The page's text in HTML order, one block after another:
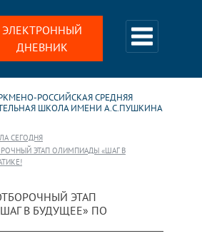
ЭЛЕКТРОННЫЙ
ДНЕВНИК
РОССИЙСКАЯ СРЕДНЯЯ
ШКОЛА ИМЕНИ А.С.ПУШКИНА
СЕГОДНЯ
ЭТАП ОЛИМПИАДЫ «ШАГ В
ЭТАП
В БУДУЩЕЕ» ПО